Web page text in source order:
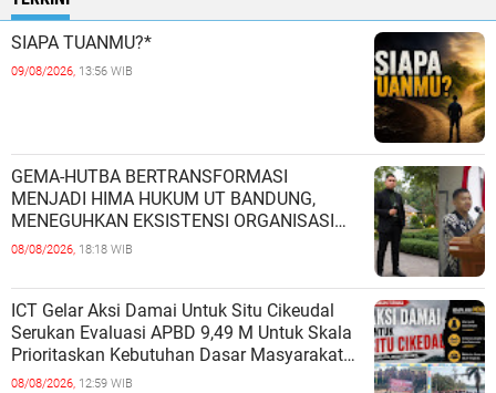
SIAPA TUANMU?*
09/08/2026, 13:56 WIB
GEMA-HUTBA BERTRANSFORMASI
MENJADI HIMA HUKUM UT BANDUNG,
MENEGUHKAN EKSISTENSI ORGANISASI
MAHASISWA HUKUM UNIVERSITAS
08/08/2026, 18:18 WIB
ICT Gelar Aksi Damai Untuk Situ Cikeudal
Serukan Evaluasi APBD 9,49 M Untuk Skala
Prioritaskan Kebutuhan Dasar Masyarakat
Belum Saat nya Butuh Kawasa
08/08/2026, 12:59 WIB